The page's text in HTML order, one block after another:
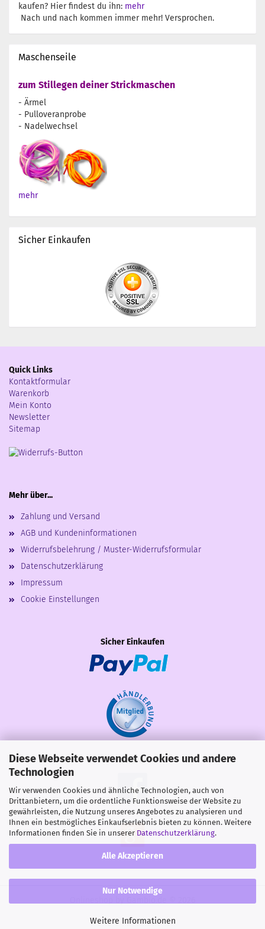
Diese Webseite verwendet Cookies und andere
Technologien
Wir verwenden Cookies und ähnliche Technologien, auch von
Drittanbietern, um die ordentliche Funktionsweise der Website zu
gewährleisten, die Nutzung unseres Angebotes zu analysieren und
Ihnen ein bestmögliches Einkaufserlebnis bieten zu können. Weitere
Informationen finden Sie in unserer Datenschutzerklärung.
Alle Akzeptieren
Nur Notwendige
Weitere Informationen
kaufen? Hier findest du ihn: mehr
Nach und nach kommen immer mehr! Versprochen.
Maschenseile
zum Stillegen deiner Strickmaschen
- Ärmel
- Pulloveranprobe
- Nadelwechsel
mehr
Sicher Einkaufen
Quick Links
Kontaktformular
Warenkorb
Mein Konto
Newsletter
Sitemap
Mehr über...
Zahlung und Versand
AGB und Kundeninformationen
Widerrufsbelehrung / Muster-Widerrufsformular
Datenschutzerklärung
Impressum
Cookie Einstellungen
Sicher Einkaufen
Share